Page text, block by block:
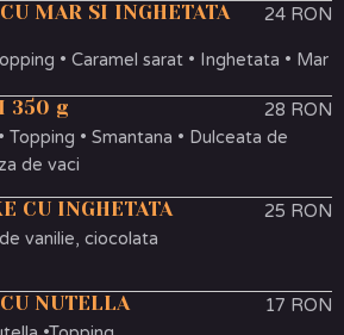
MAR SI INGHETATA
24 RON
• Caramel sarat • Inghetata • Mar
350 g
28 RON
Topping • Smantana • Dulceata de
de vaci
CU INGHETATA
25 RON
vanilie, ciocolata
NUTELLA
17 RON